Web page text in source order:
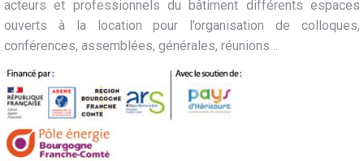
acteurs et professionnels du bâtiment différents espaces
ouverts à la location pour l’organisation de colloques,
conférences, assemblées, générales, réunions…